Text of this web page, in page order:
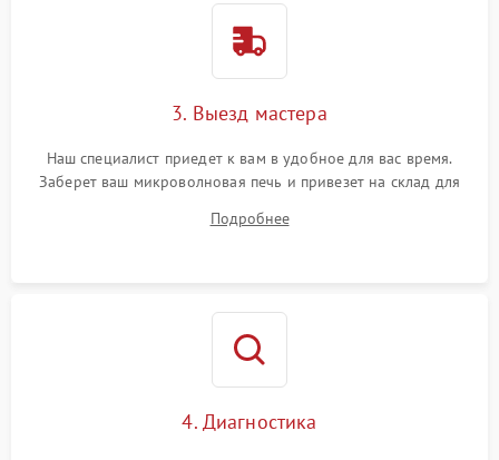
3. Выезд мастера
Наш специалист приедет к вам в удобное для вас время.
Заберет ваш микроволновая печь и привезет на склад для
Подробнее
4. Диагностика